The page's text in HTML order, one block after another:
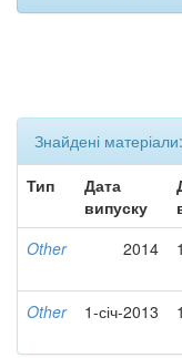
Знайдені матеріали:
Тип
Дата
випуску
Other 2014
Other 1-січ-2013